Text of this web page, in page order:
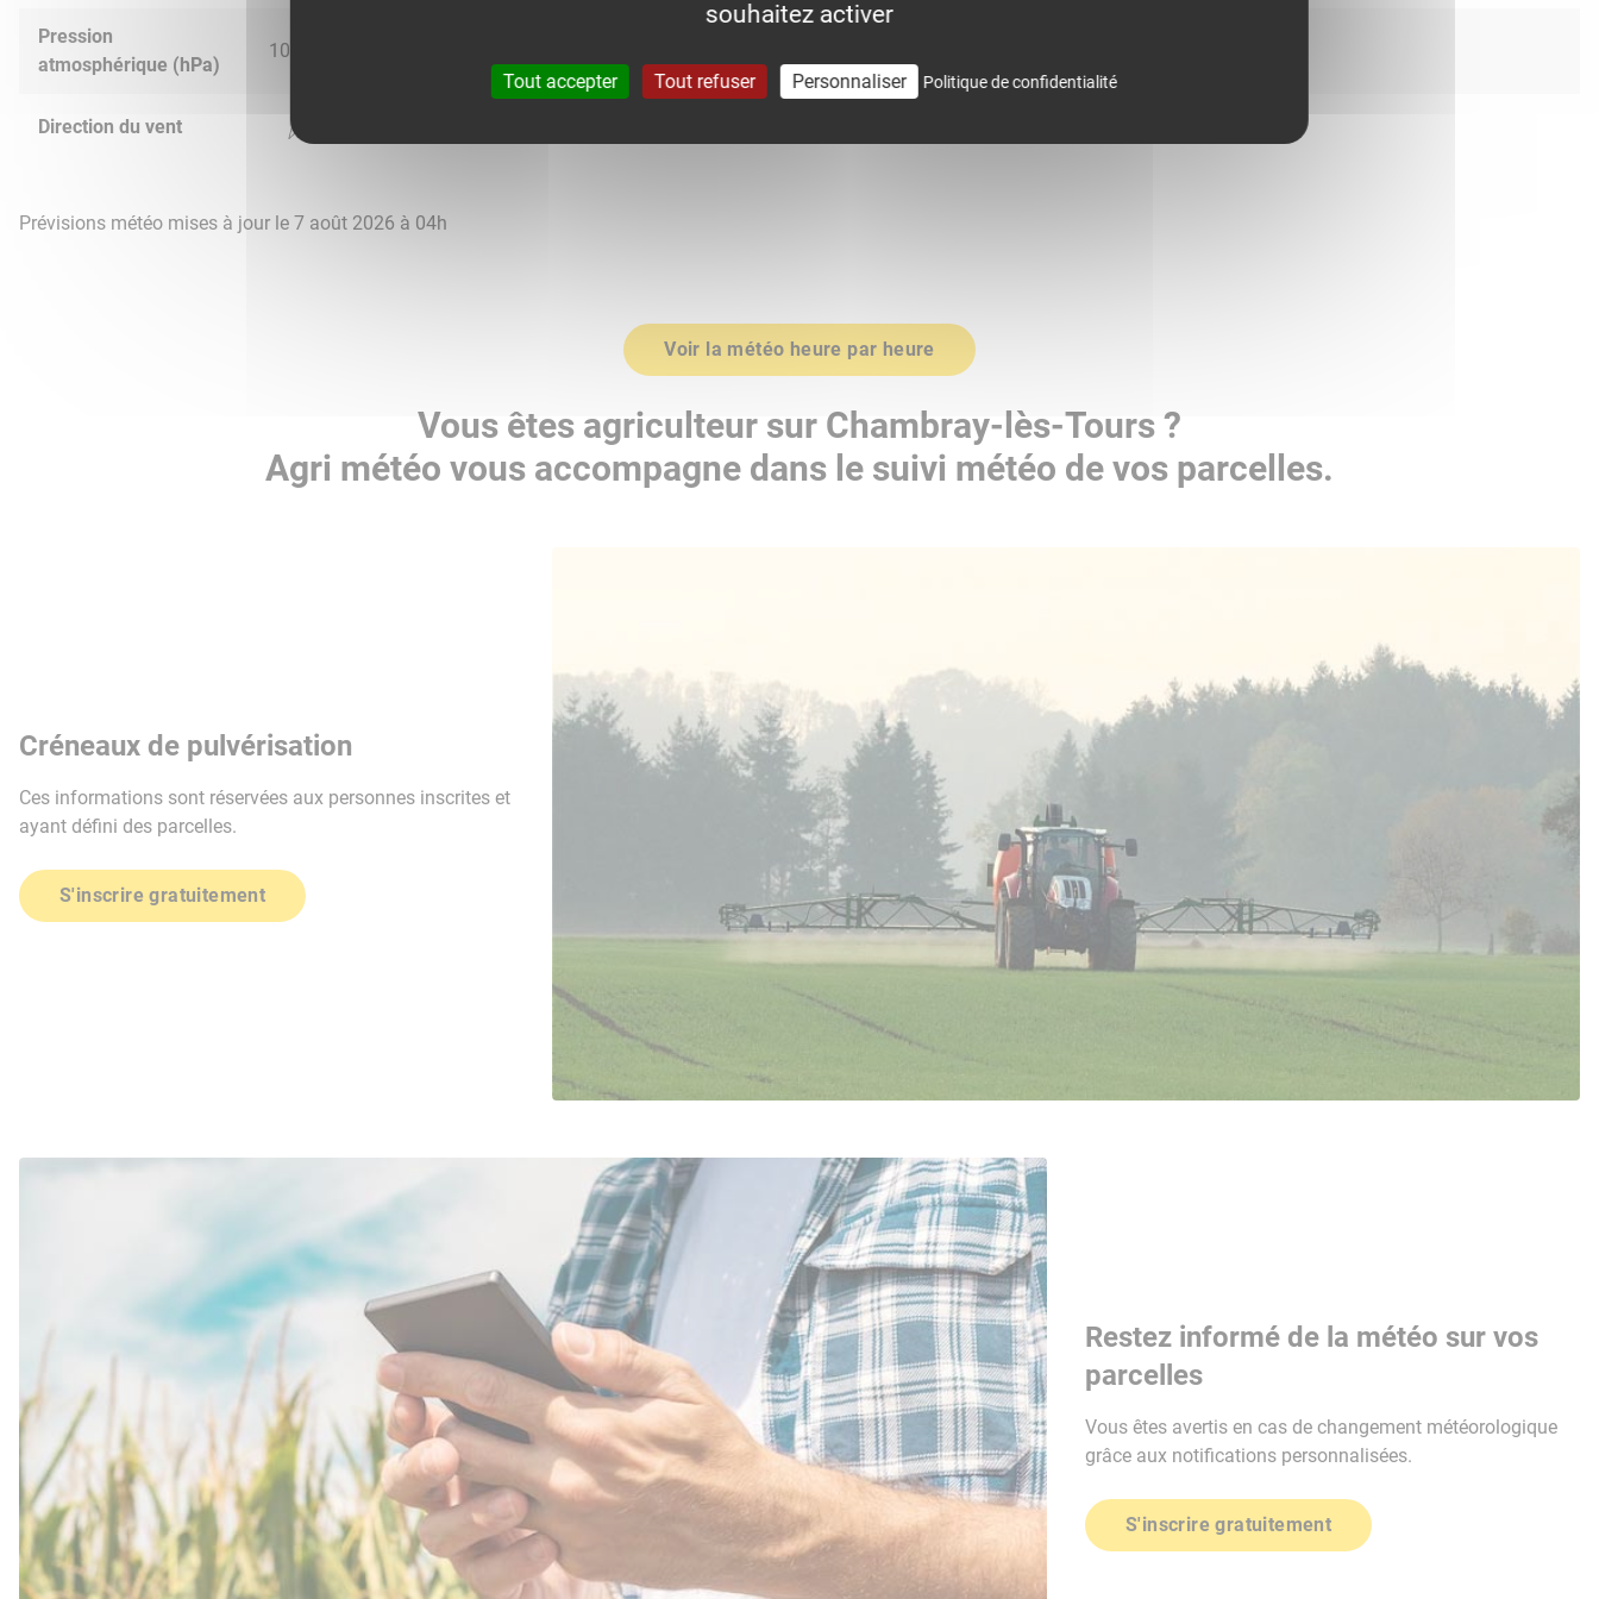
Pression
atmosphérique (hPa)
1023.0
Direction du vent
Prévisions météo mises à jour le 7 août 2026 à 04h
Voir la météo heure par heure
Vous êtes agriculteur sur Chambray-lès-Tours ?
Agri météo vous accompagne dans le suivi météo de vos parcelles.
Créneaux de pulvérisation
Ces informations sont réservées aux personnes inscrites et
ayant défini des parcelles.
S'inscrire gratuitement
Restez informé de la météo sur vos
parcelles
Vous êtes avertis en cas de changement météorologique
grâce aux notifications personnalisées.
S'inscrire gratuitement
souhaitez activer
Tout accepter Tout refuser Personnaliser Politique de confidentialité